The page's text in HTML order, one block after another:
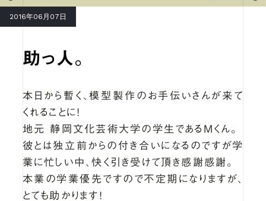
2016年06月07日
助っ人。
本日から暫く、模型製作のお手伝いさんが来て
くれることに！
地元 静岡文化芸術大学の学生であるＭくん。
彼とは独立前からの付き合いになるのですが学
業に忙しい中、快く引き受けて頂き感謝感謝。
本業の学業優先ですので不定期になりますが、
とても助かります！